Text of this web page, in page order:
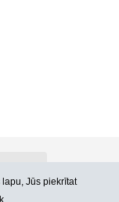
Jūs piekrītat